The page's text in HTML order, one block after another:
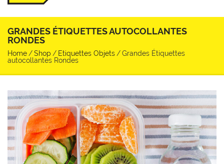
GRANDES ÉTIQUETTES AUTOCOLLANTES
RONDES
Home /Shop / Etiquettes Objets /Grandes Étiquettes
autocollantes Rondes